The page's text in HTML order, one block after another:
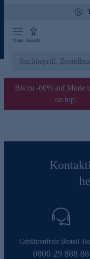
Menü Ansicht
Bis zu -60% auf Mode
on top!
Gebührenfreie Bestell-
0800 29 888 88